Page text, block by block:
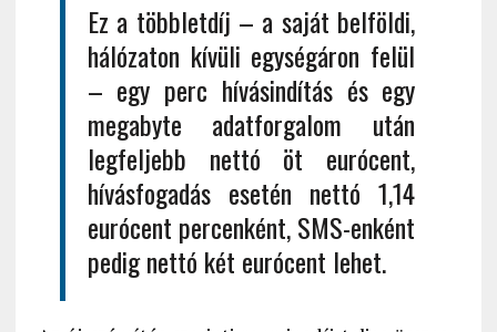
Ez a többletdíj – a saját belföldi,
hálózaton kívüli egységáron felül
– egy perc hívásindítás és egy
megabyte adatforgalom után
legfeljebb nettó öt eurócent,
hívásfogadás esetén nettó 1,14
eurócent percenként, SMS-enként
pedig nettó két eurócent lehet.